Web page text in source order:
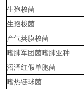
生孢梭菌
生孢梭菌
产气荚膜梭菌
嗜肺军团菌嗜肺亚种
沼泽红假单胞菌
嗜热链球菌